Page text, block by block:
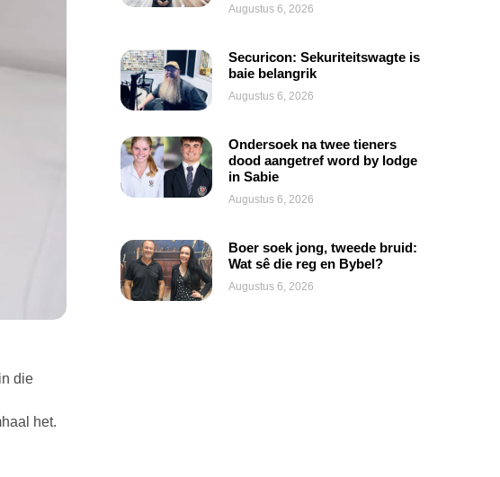
die
het.
Augustus 6, 2026
Securicon: Sekuriteitswagte is
baie belangrik
Augustus 6, 2026
Ondersoek na twee tieners
dood aangetref word by lodge
in Sabie
Augustus 6, 2026
Boer soek jong, tweede bruid:
Wat sê die reg en Bybel?
Augustus 6, 2026